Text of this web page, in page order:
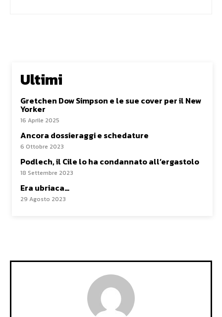
Ultimi
Gretchen Dow Simpson e le sue cover per il New
Yorker
16 Aprile 2025
Ancora dossieraggi e schedature
6 Ottobre 2023
Podlech, il Cile lo ha condannato all’ergastolo
18 Settembre 2023
Era ubriaca…
29 Agosto 2023